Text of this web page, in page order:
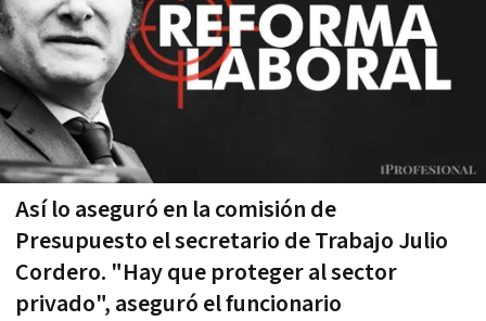
Así lo aseguró en la comisión de
Presupuesto el secretario de Trabajo Julio
Cordero. "Hay que proteger al sector
privado", aseguró el funcionario